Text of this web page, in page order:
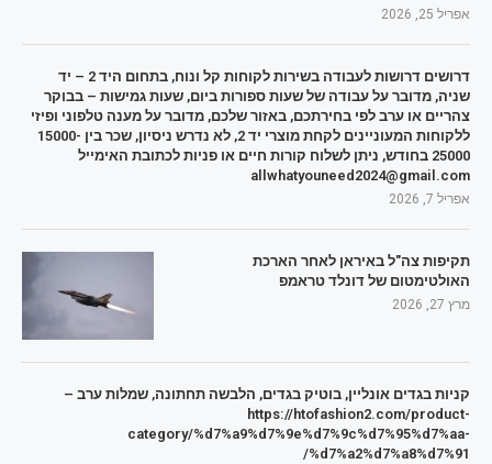
אפריל 25, 2026
דרושים דרושות לעבודה בשירות לקוחות קל ונוח, בתחום היד 2 – יד
שניה, מדובר על עבודה של שעות ספורות ביום, שעות גמישות – בבוקר
צהריים או ערב לפי בחירתכם, באזור שלכם, מדובר על מענה טלפוני ופיזי
ללקוחות המעוניינים לקחת מוצרי יד 2, לא נדרש ניסיון, שכר בין 15000-
25000 בחודש, ניתן לשלוח קורות חיים או פניות לכתובת האימייל
allwhatyouneed2024@gmail.com
אפריל 7, 2026
תקיפות צה"ל באיראן לאחר הארכת
האולטימטום של דונלד טראמפ
מרץ 27, 2026
קניות בגדים אונליין, בוטיק בגדים, הלבשה תחתונה, שמלות ערב –
https://htofashion2.com/product-
category/%d7%a9%d7%9e%d7%9c%d7%95%d7%aa-
%d7%a2%d7%a8%d7%91/